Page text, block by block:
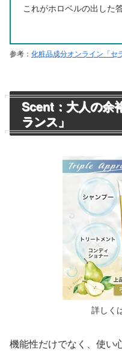
これがホロベルの出した
参考： 化粧品成分オンライン「セ
Scent：大人の余
ランス」
詳しく
機能性だけでなく、使い